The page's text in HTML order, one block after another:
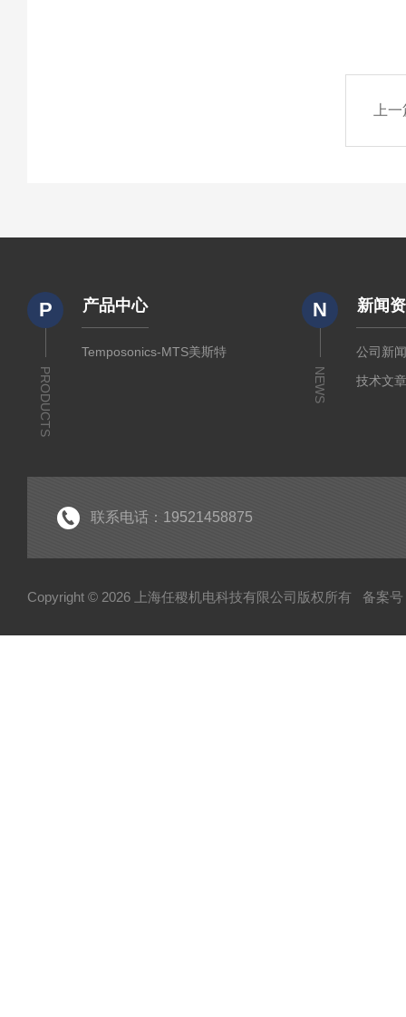
上
P
PRODUCTS
产品中心
Temposonics-MTS美斯特
N
NEWS
新闻
公司新
技术文
联系电话：19521458875
Copyright © 2026 上海任稷机电科技有限公司版权所有 备案号